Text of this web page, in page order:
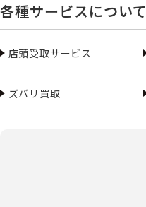
各種サービスについて
店頭受取サービス
ズバリ買取